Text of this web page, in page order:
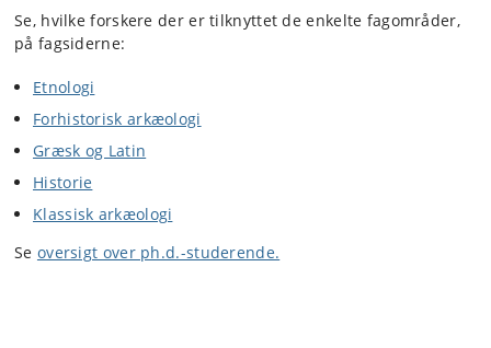
Se, hvilke forskere der er tilknyttet de enkelte fagområder,
på fagsiderne:
Etnologi
Forhistorisk arkæologi
Græsk og Latin
Historie
Klassisk arkæologi
Se oversigt over ph.d.-studerende.